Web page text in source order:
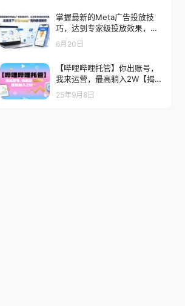
掌握最新的Meta广告投放技
巧，达到专家级投放效果，这
是当下学习Meta广告的最佳路
径【原创双语字幕】
6月20日
【哔哩哔哩托管】你出账号，
我来运营，最高躺入2W【揭
秘】
25年9月8日